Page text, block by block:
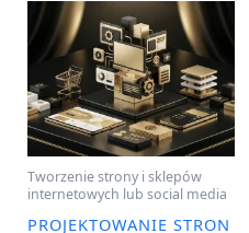
Tworzenie strony i sklepów
internetowych lub social media
PROJEKTOWANIE STRON